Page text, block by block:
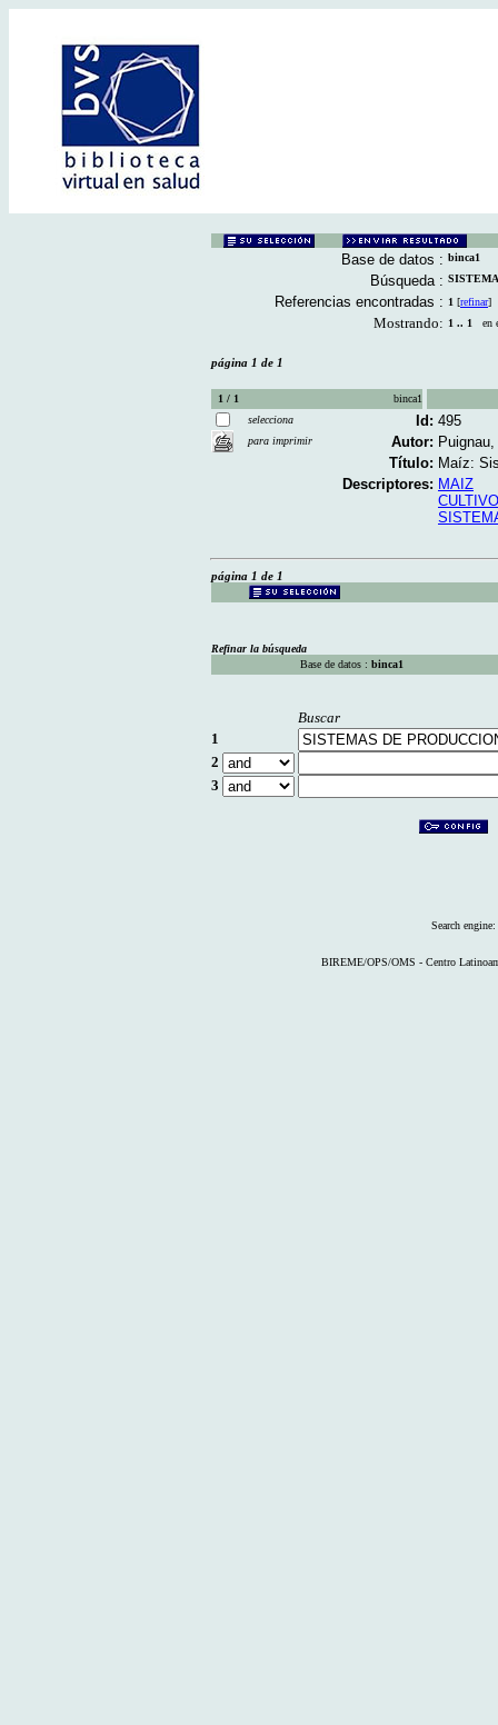
Base de datos : binca1
Búsqueda :
Referencias encontradas : 1 [refinar]
Mostrando: 1 .. 1 en
página 1 de 1
1 / 1
binca1
selecciona
para imprimir
Id: 495
Autor:
Título: Maíz:
Descriptores: MAIZ
página 1 de 1
Refinar la búsqueda
Base de datos : binca1
Buscar
1
2
3
Search engine:
BIREME/OPS/OMS - Centro